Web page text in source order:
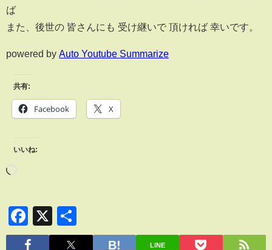
ば
また、後世の 皆さんにも 受け継いで 頂ければ 幸いです。
powered by Auto Youtube Summarize
共有:
Facebook X
いいね:
Facebook
X
有
LINE